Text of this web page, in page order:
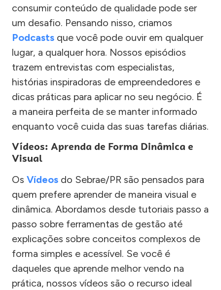
consumir conteúdo de qualidade pode ser
um desafio. Pensando nisso, criamos
Podcasts que você pode ouvir em qualquer
lugar, a qualquer hora. Nossos episódios
trazem entrevistas com especialistas,
histórias inspiradoras de empreendedores e
dicas práticas para aplicar no seu negócio. É
a maneira perfeita de se manter informado
enquanto você cuida das suas tarefas diárias.
Vídeos: Aprenda de Forma Dinâmica e
Visual
Os Vídeos do Sebrae/PR são pensados para
quem prefere aprender de maneira visual e
dinâmica. Abordamos desde tutoriais passo a
passo sobre ferramentas de gestão até
explicações sobre conceitos complexos de
forma simples e acessível. Se você é
daqueles que aprende melhor vendo na
prática, nossos vídeos são o recurso ideal